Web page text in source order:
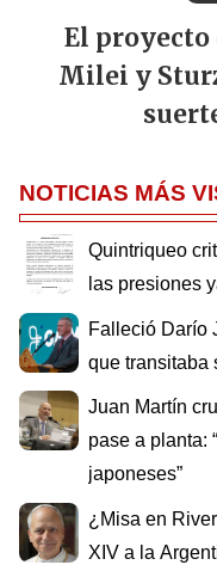
El proyecto
Milei y
NOTICIAS MÁS
Quintriqueo
las presiones
Falleció Darío
que transitaba
Juan Martín
pase a planta:
japoneses”
¿Misa en
XIV a la